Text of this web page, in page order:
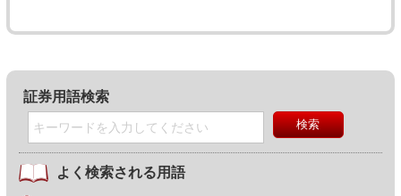
証券用語検索
よく検索される用語